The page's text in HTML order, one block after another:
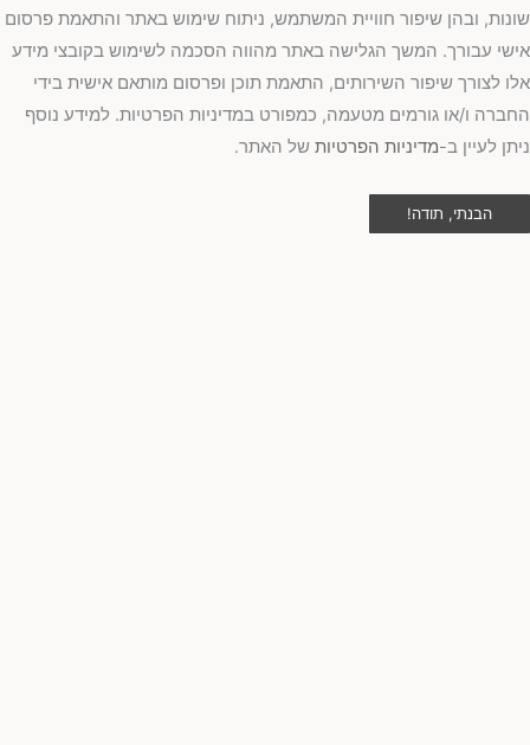
ובהן שיפור חוויית המשתמש, ניתוח שימוש באתר והתאמת פרסום
עבורך. המשך הגלישה באתר מהווה הסכמה לשימוש בקובצי מידע
לצורך שיפור השירותים, התאמת תוכן ופרסום מותאם אישית בידי
ו/או גורמים מטעמה, כמפורט במדיניות הפרטיות. למידע נוסף
לעיין ב-מדיניות הפרטיותשל האתר.
הבנתי, תודה!